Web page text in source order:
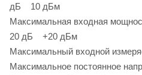
дБ 10 дБм
Максимальная входная
20 дБ +20 дБм
Максимальный входной
Максимальное постоянное